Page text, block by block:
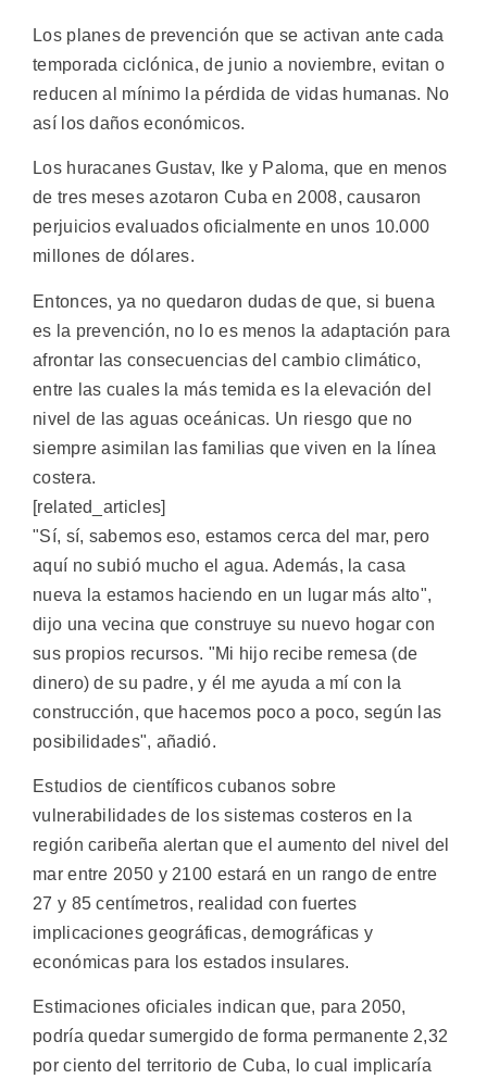
Los planes de prevención que se activan ante cada
temporada ciclónica, de junio a noviembre, evitan o
reducen al mínimo la pérdida de vidas humanas. No
así los daños económicos.
Los huracanes Gustav, Ike y Paloma, que en menos
de tres meses azotaron Cuba en 2008, causaron
perjuicios evaluados oficialmente en unos 10.000
millones de dólares.
Entonces, ya no quedaron dudas de que, si buena
es la prevención, no lo es menos la adaptación para
afrontar las consecuencias del cambio climático,
entre las cuales la más temida es la elevación del
nivel de las aguas oceánicas. Un riesgo que no
siempre asimilan las familias que viven en la línea
costera.
[related_articles]
"Sí, sí, sabemos eso, estamos cerca del mar, pero
aquí no subió mucho el agua. Además, la casa
nueva la estamos haciendo en un lugar más alto",
dijo una vecina que construye su nuevo hogar con
sus propios recursos. "Mi hijo recibe remesa (de
dinero) de su padre, y él me ayuda a mí con la
construcción, que hacemos poco a poco, según las
posibilidades", añadió.
Estudios de científicos cubanos sobre
vulnerabilidades de los sistemas costeros en la
región caribeña alertan que el aumento del nivel del
mar entre 2050 y 2100 estará en un rango de entre
27 y 85 centímetros, realidad con fuertes
implicaciones geográficas, demográficas y
económicas para los estados insulares.
Estimaciones oficiales indican que, para 2050,
podría quedar sumergido de forma permanente 2,32
por ciento del territorio de Cuba, lo cual implicaría